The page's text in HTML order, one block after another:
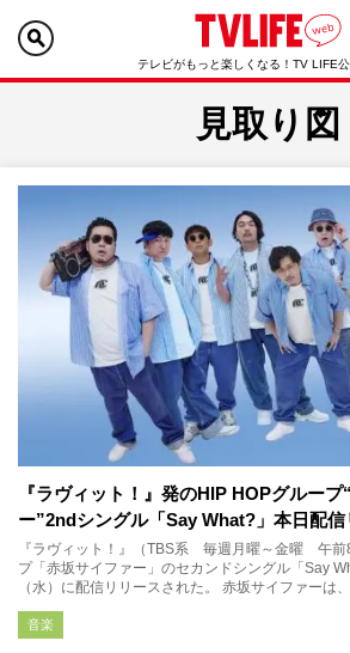
テレビがもっと楽しくなる！TV LIFE
見取り図
『ラヴィット！』発のHIP HOPグループ
ー”2ndシングル「Say What?」本日配
『ラヴィット！』（TBS系 毎週月曜～金曜 午前
プ「赤坂サイファー」のセカンドシングル「Say
（水）に配信リリースされた。 赤坂サイファーは
音楽